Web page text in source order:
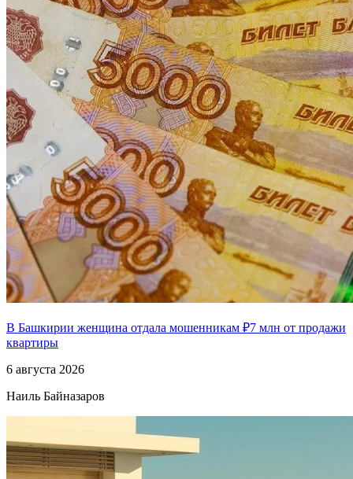
В Башкирии женщина отдала мошенникам ₽7 млн от продажи
квартиры
6 августа 2026
Наиль Байназаров